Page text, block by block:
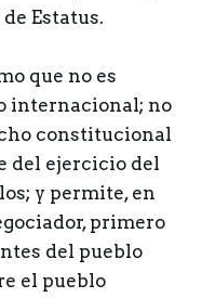
Estatus.
que no es
internacional; no
constitucional
del ejercicio del
y permite, en
primero
del pueblo
el pueblo